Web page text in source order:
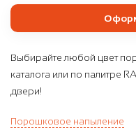
Выбирайте любой цвет
каталога или по палитре
двери!
Порошковое напыление